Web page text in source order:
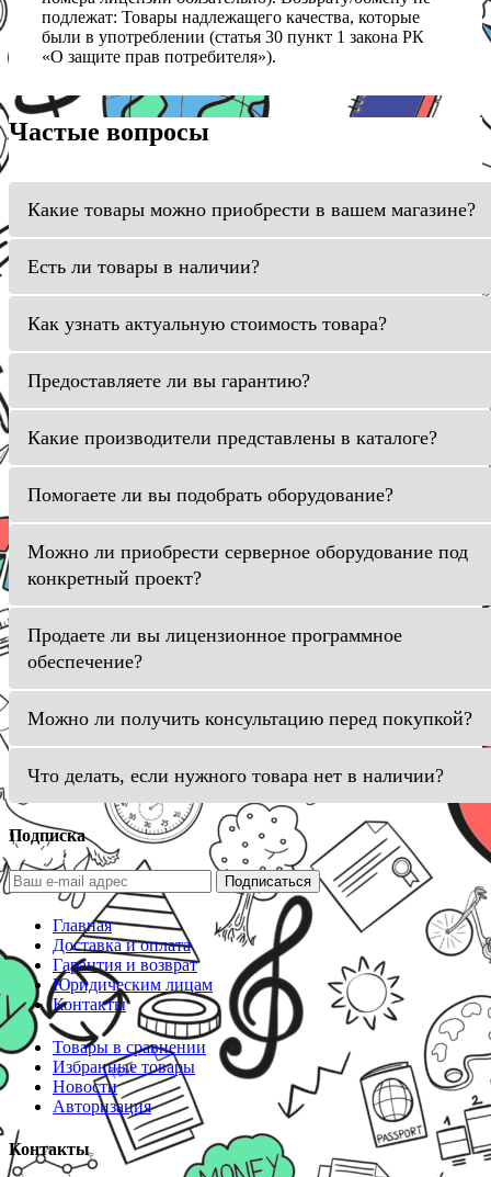
подлежат: Товары надлежащего качества, которые
были в употреблении (статья 30 пункт 1 закона РК
«О защите прав потребителя»).
Частые вопросы
Какие товары можно приобрести в вашем магазине?
Есть ли товары в наличии?
Как узнать актуальную стоимость товара?
Предоставляете ли вы гарантию?
Какие производители представлены в каталоге?
Помогаете ли вы подобрать оборудование?
Можно ли приобрести серверное оборудование под
конкретный проект?
Продаете ли вы лицензионное программное
обеспечение?
Можно ли получить консультацию перед покупкой?
Что делать, если нужного товара нет в наличии?
Подписка
Подписаться
Главная
Доставка и оплата
Гарантия и возврат
Юридическим лицам
Контакты
Товары в сравнении
Избранные товары
Новости
Авторизация
Контакты